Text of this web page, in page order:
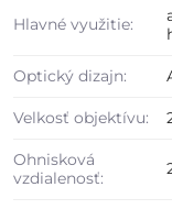
Hlavné využitie:
Optický dizajn:
Velkosť objektívu:
Ohnisková
vzdialenosť: